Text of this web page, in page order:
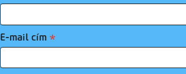
E-mail cím